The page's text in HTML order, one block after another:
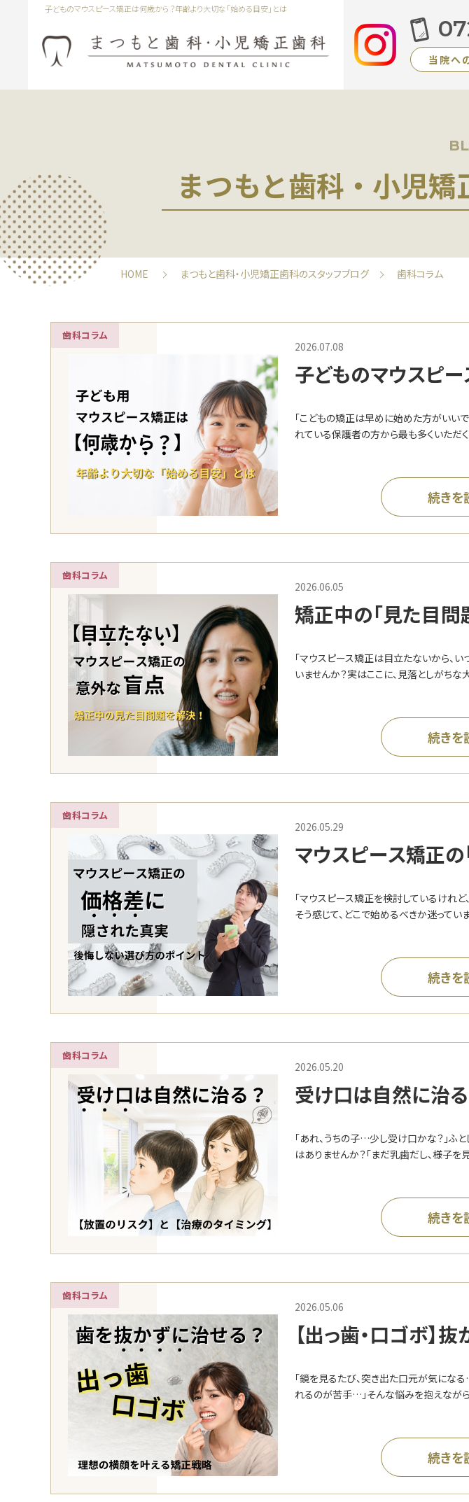
子どものマウスピース矯正は何歳から？年齢より大切な「始める目安」とは
当院へ
まつもと歯科・小児
HOME まつもと歯科・小児矯正歯科のスタッフブログ 歯科コラム
歯科コラム
2026.07.08
子どものマウスピ
「こどもの矯正は早めに始めた方がいい
れている保護者の方から最も多くいただ
続きを
歯科コラム
2026.06.05
矯正中の「見た目問
盲点
「マウスピース矯正は目立たないから、
いませんか？実はここに、見落としがち
続きを
歯科コラム
2026.05.29
マウスピース矯正の
ント
「マウスピース矯正を検討しているけれ
そう感じて、どこで始めるべきか迷って
続きを
歯科コラム
2026.05.20
受け口は自然に治
「あれ、うちの子…少し受け口かな？」ふ
はありませんか？「まだ乳歯だし、様子を
続きを
歯科コラム
2026.05.06
【出っ歯・口ゴボ】
「鏡を見るたび、突き出た口元が気にな
れるのが苦手…」そんな悩みを抱えなが
続きを